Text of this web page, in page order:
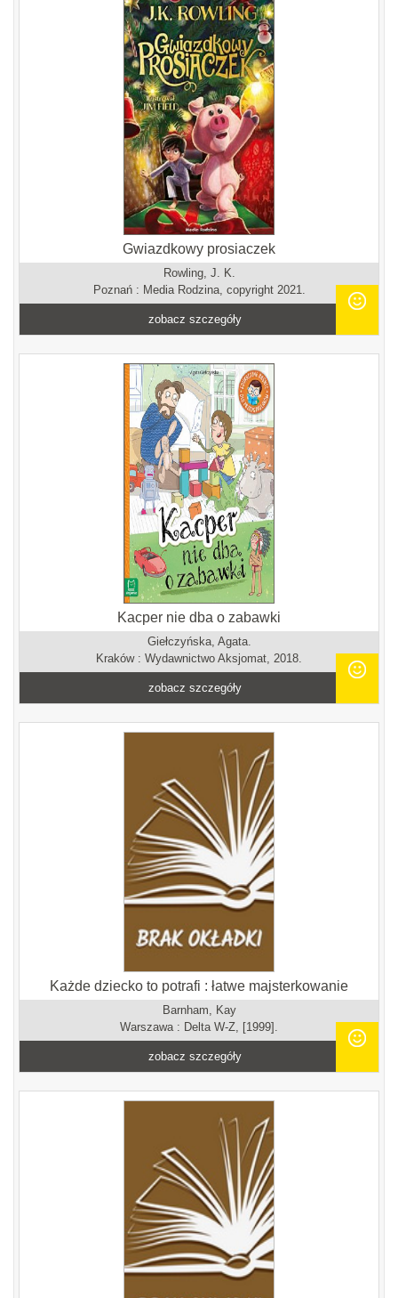
Gwiazdkowy prosiaczek
Rowling, J. K.
Poznań : Media Rodzina, copyright 2021.
zobacz szczegóły
Kacper nie dba o zabawki
Giełczyńska, Agata.
Kraków : Wydawnictwo Aksjomat, 2018.
zobacz szczegóły
Każde dziecko to potrafi : łatwe majsterkowanie
Barnham, Kay
Warszawa : Delta W-Z, [1999].
zobacz szczegóły